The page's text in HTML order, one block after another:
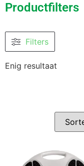
Productfilters
Filters
Enig resultaat